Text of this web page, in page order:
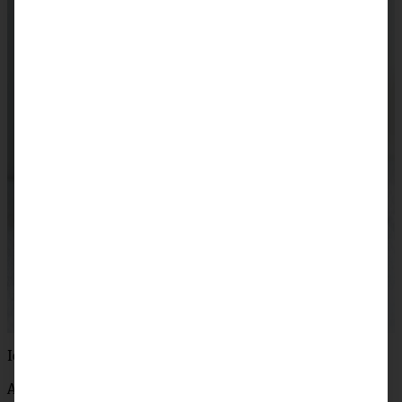
Ich wünsch’ Euch was!
Andrea